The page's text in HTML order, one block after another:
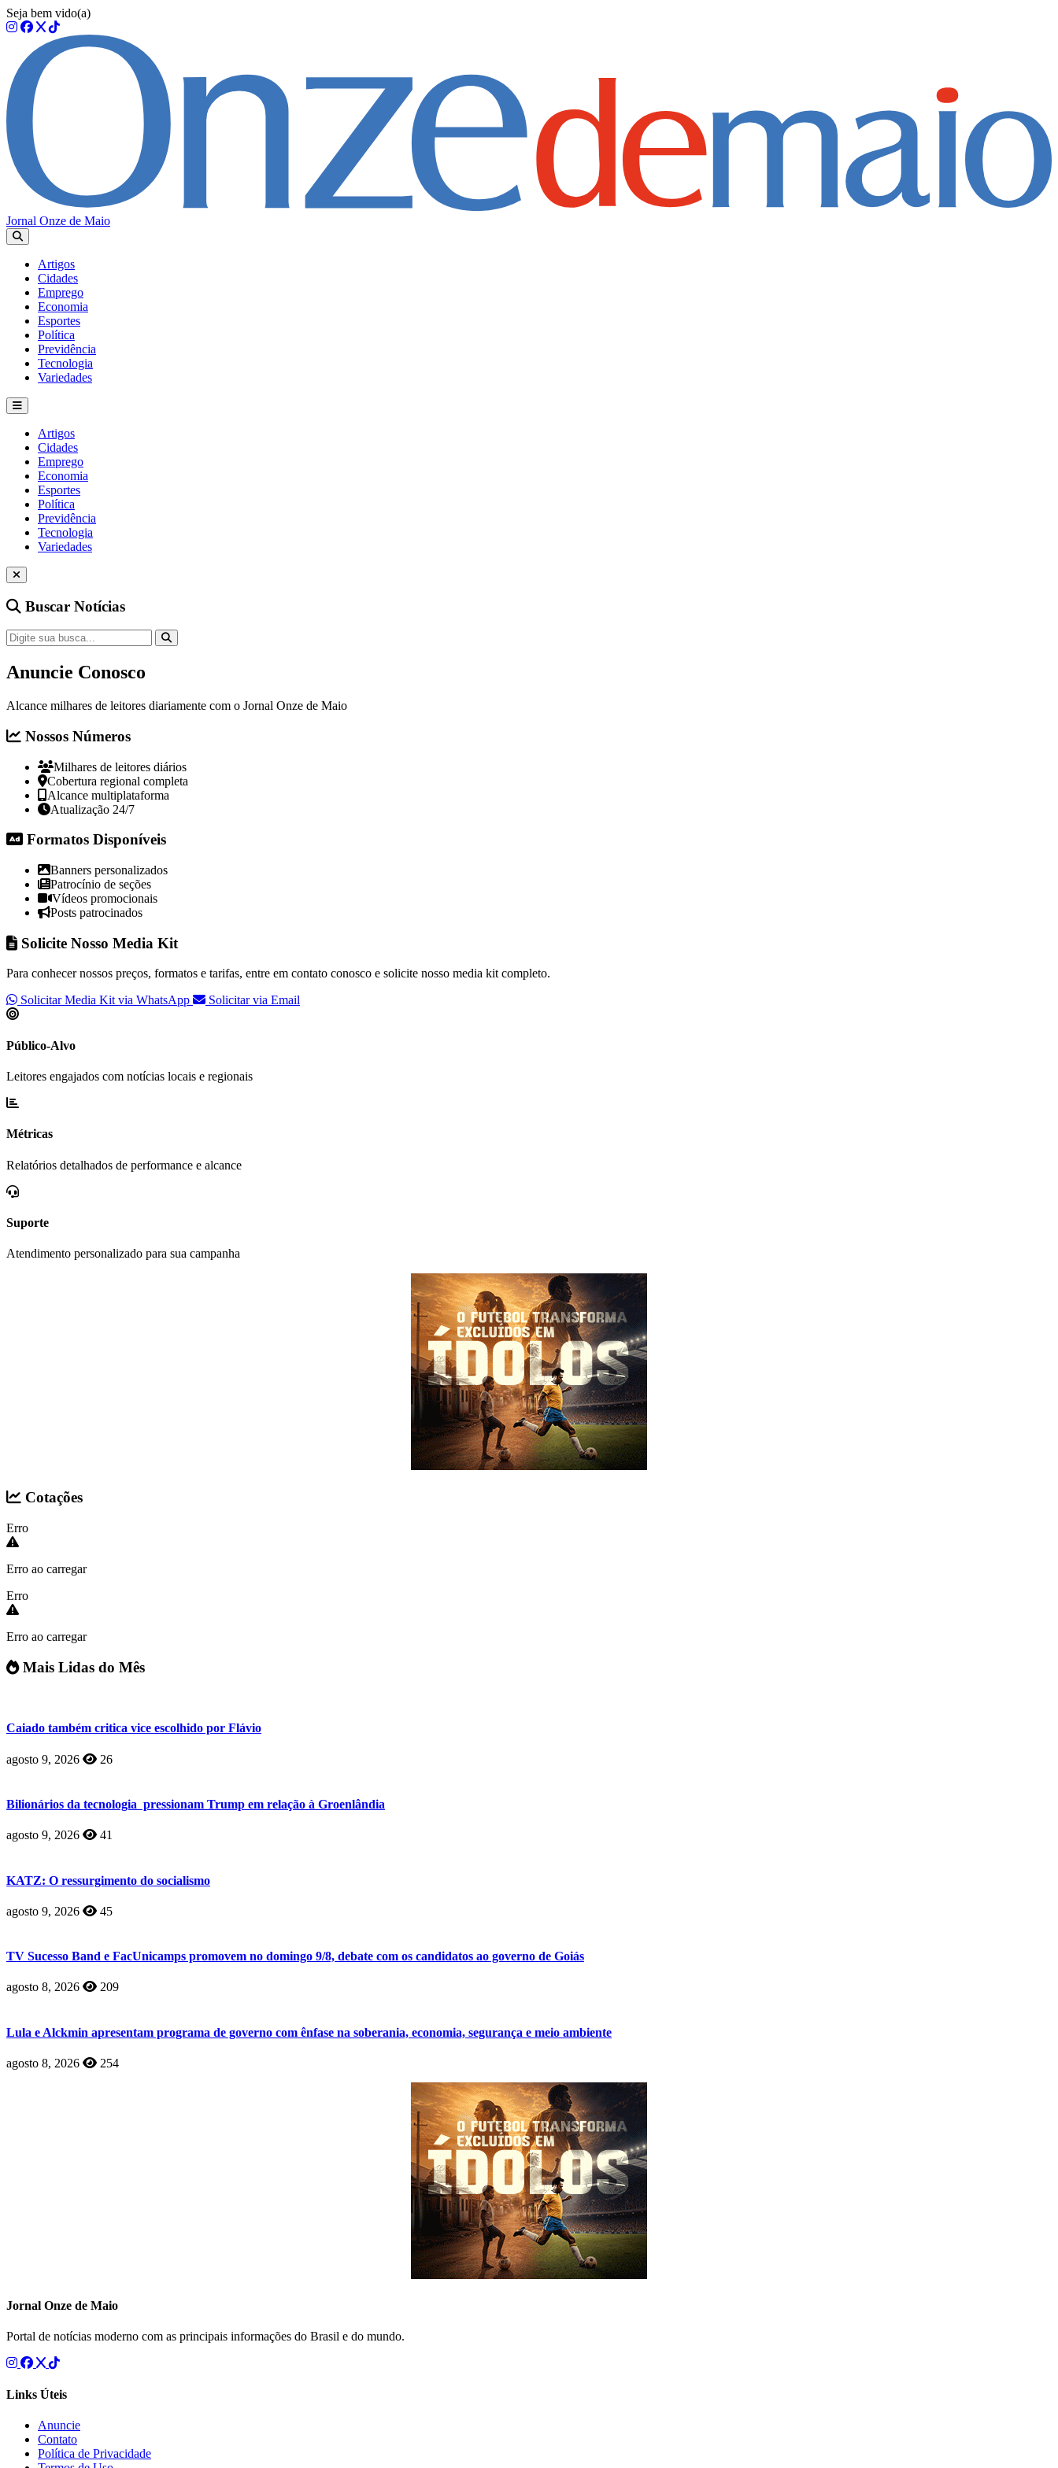
Seja bem vido(a)
Jornal Onze de Maio
Artigos
Cidades
Emprego
Economia
Esportes
Política
Previdência
Tecnologia
Variedades
Artigos
Cidades
Emprego
Economia
Esportes
Política
Previdência
Tecnologia
Variedades
Buscar Notícias
Anuncie Conosco
Alcance milhares de leitores diariamente com o Jornal Onze de Maio
Nossos Números
Milhares de leitores diários
Cobertura regional completa
Alcance multiplataforma
Atualização 24/7
Formatos Disponíveis
Banners personalizados
Patrocínio de seções
Vídeos promocionais
Posts patrocinados
Solicite Nosso Media Kit
Para conhecer nossos preços, formatos e tarifas, entre em contato conosco e solicite nosso media kit completo.
Solicitar Media Kit via WhatsApp
Solicitar via Email
Público-Alvo
Leitores engajados com notícias locais e regionais
Métricas
Relatórios detalhados de performance e alcance
Suporte
Atendimento personalizado para sua campanha
Cotações
Erro
Erro ao carregar
Erro
Erro ao carregar
Mais Lidas do Mês
Caiado também critica vice escolhido por Flávio
agosto 9, 2026 26
Bilionários da tecnologia pressionam Trump em relação à Groenlândia
agosto 9, 2026 41
KATZ: O ressurgimento do socialismo
agosto 9, 2026 45
TV Sucesso Band e FacUnicamps promovem no domingo 9/8, debate com os candidatos ao governo de Goiás
agosto 8, 2026 209
Lula e Alckmin apresentam programa de governo com ênfase na soberania, economia, segurança e meio ambiente
agosto 8, 2026 254
Jornal Onze de Maio
Portal de notícias moderno com as principais informações do Brasil e do mundo.
Links Úteis
Anuncie
Contato
Política de Privacidade